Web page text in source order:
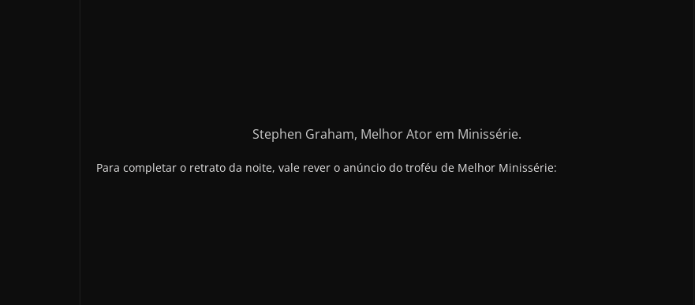
Stephen Graham, Melhor Ator em Minissérie.
Para completar o retrato da noite, vale rever o anúncio do troféu de Melhor Minissérie: